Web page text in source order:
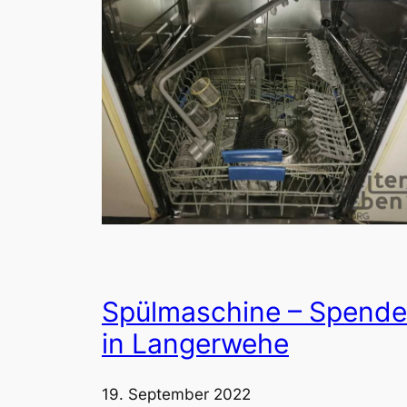
Spülmaschine – Spende
in Langerwehe
19. September 2022